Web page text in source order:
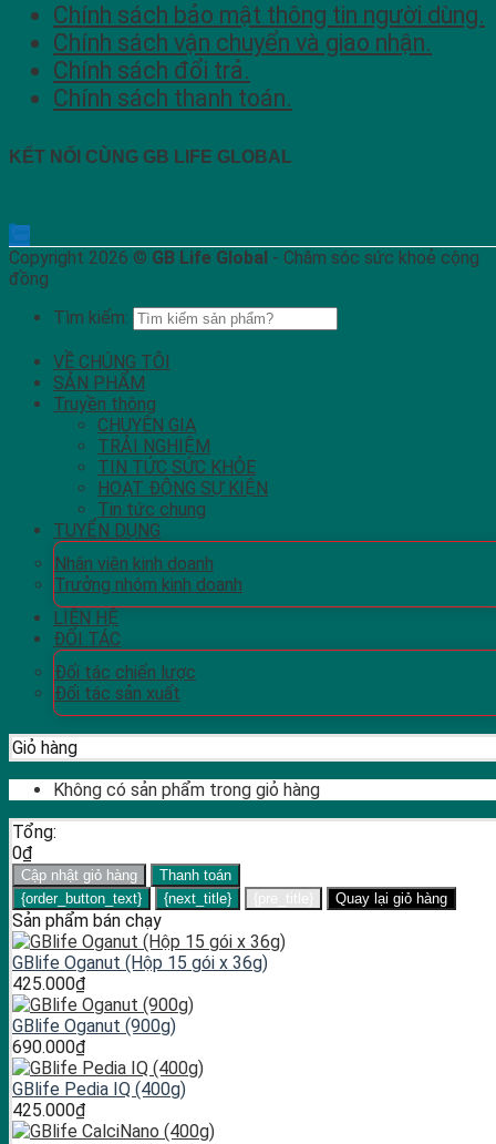
Chính sách bảo mật thông tin người dùng.
Chính sách vận chuyển và giao nhận.
Chính sách đổi trả.
Chính sách thanh toán.
KẾT NỐI CÙNG GB LIFE GLOBAL
Copyright 2026 © GB Life Global - Chăm sóc sức khoẻ cộng
đồng
Tìm kiếm:
VỀ CHÚNG TÔI
SẢN PHẨM
Truyền thông
CHUYÊN GIA
TRẢI NGHIỆM
TIN TỨC SỨC KHỎE
HOẠT ĐỘNG SỰ KIỆN
Tin tức chung
TUYỂN DỤNG
Nhân viên kinh doanh
Trưởng nhóm kinh doanh
LIÊN HỆ
ĐỐI TÁC
Đối tác chiến lược
Đối tác sản xuất
Giỏ hàng
Không có sản phẩm trong giỏ hàng
Tổng:
0₫
Cập nhật giỏ hàng
Thanh toán
{order_button_text}
{next_title} {pre_title} Quay lại giỏ hàng
Sản phẩm bán chạy
GBlife Oganut (Hộp 15 gói x 36g)
425.000₫
GBlife Oganut (900g)
690.000₫
GBlife Pedia IQ (400g)
425.000₫